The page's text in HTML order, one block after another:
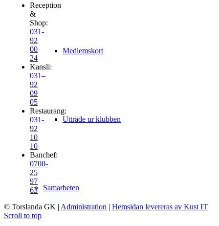
Medlemskort
Utträde ur klubben
Samarbeten
Reception
&
Shop:
031-
92
00
24
Kansli:
031–
92
09
05
Restaurang:
031-
92
10
10
Banchef:
0700-
25
97
63
© Torslanda GK | Administration | Hemsidan levereras av Kust IT
Scroll to top